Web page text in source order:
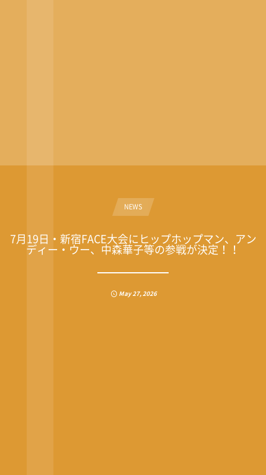
NEWS
7月19日・新宿FACE大会にヒップホップマン、アン
ディー・ウー、中森華子等の参戦が決定！！
May27,2026